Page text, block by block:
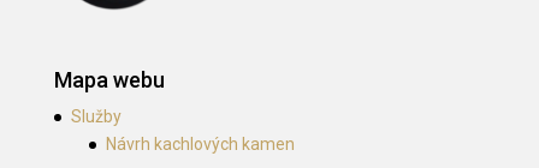
Mapa webu
Služby
Návrh kachlových kamen